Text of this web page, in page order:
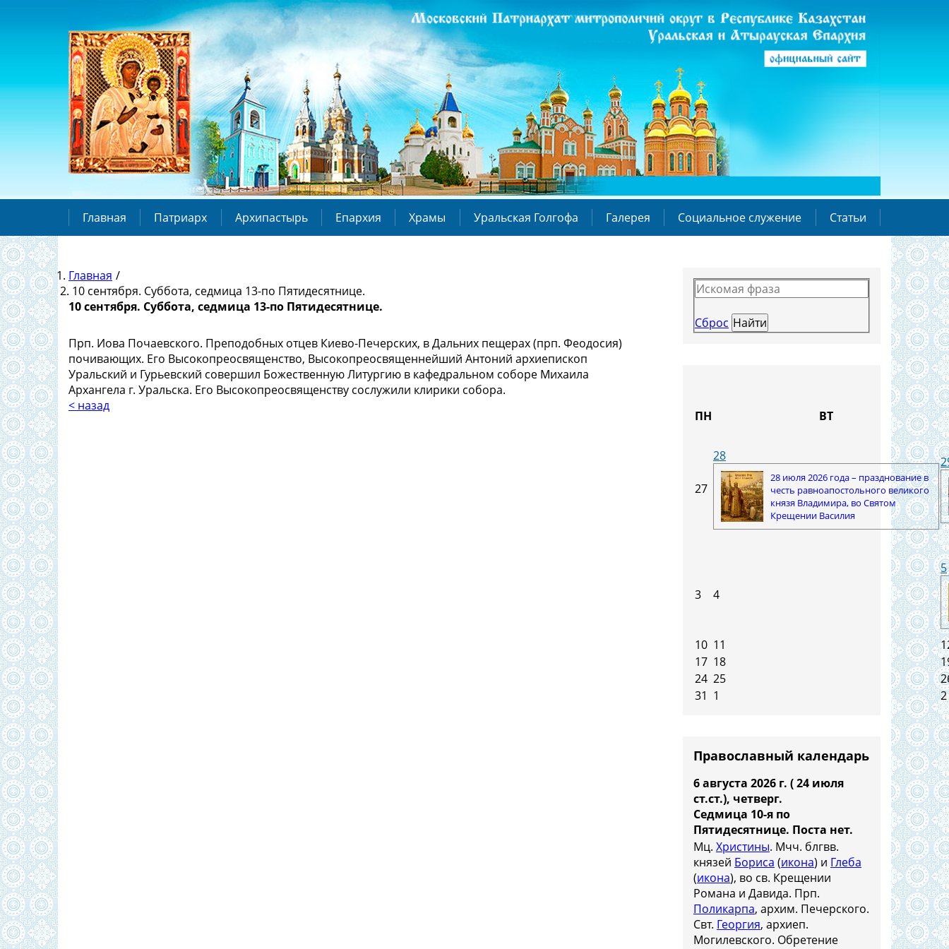
Главная Патриарх Архипастырь Епархия Храмы Уральская Голгофа Галерея Социальное служение Статьи
Главная /
10 сентября. Суббота, седмица 13-по Пятидесятнице.
10 сентября. Суббота, седмица 13-по Пятидесятнице.
Прп. Иова Почаевского. Преподобных отцев Киево-Печерских, в Дальних пещерах (прп. Феодосия)
почивающих. Его Высокопреосвященство, Высокопреосвященнейший Антоний архиепископ
Уральский и Гурьевский совершил Божественную Литургию в кафедральном соборе Михаила
Архангела г. Уральска. Его Высокопреосвященству сослужили клирики собора.
< назад
Сброс
ПН ВТ
27
28
28 июля 2026 года – празднование в
честь равноапостольного великого
князя Владимира, во Святом
Крещении Василия
3 4
5
10 11
17 18
24 25
31 1 2
Православный календарь
6 августа 2026 г. ( 24 июля
ст.ст.), четверг.
Седмица 10-я по
Пятидесятнице. Поста нет.
Мц. Христины. Мчч. блгвв.
князей Бориса (икона) и Глеба
(икона), во св. Крещении
Романа и Давида. Прп.
Поликарпа, архим. Печерского.
Свт. Георгия, архиеп.
Могилевского. Обретение